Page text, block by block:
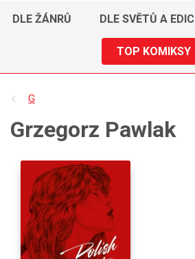
DLE ŽÁNRŮ DLE SVĚTŮ A EDIC
TOP KOMIKSY
G
Grzegorz Pawlak